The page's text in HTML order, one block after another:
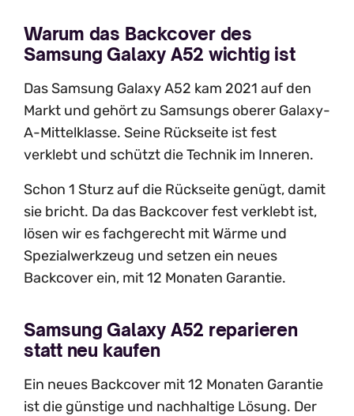
Warum das Backcover des
Samsung Galaxy A52 wichtig ist
Das Samsung Galaxy A52 kam 2021 auf den
Markt und gehört zu Samsungs oberer Galaxy-
A-Mittelklasse. Seine Rückseite ist fest
verklebt und schützt die Technik im Inneren.
Schon 1 Sturz auf die Rückseite genügt, damit
sie bricht. Da das Backcover fest verklebt ist,
lösen wir es fachgerecht mit Wärme und
Spezialwerkzeug und setzen ein neues
Backcover ein, mit 12 Monaten Garantie.
Samsung Galaxy A52 reparieren
statt neu kaufen
Ein neues Backcover mit 12 Monaten Garantie
ist die günstige und nachhaltige Lösung. Der